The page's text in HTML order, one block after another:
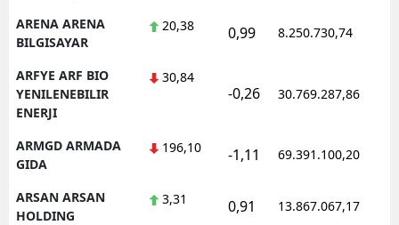
ARENA ARENA
BILGISAYAR
20,38 0,99 8.250.730,74
ARFYE ARF BIO
YENILENEBILIR
ENERJI
30,84
-0,26 30.769.287,86
ARMGD ARMADA
GIDA
196,10 -1,11 69.391.100,20
ARSAN ARSAN
HOLDING
3,31 0,91 13.867.067,17